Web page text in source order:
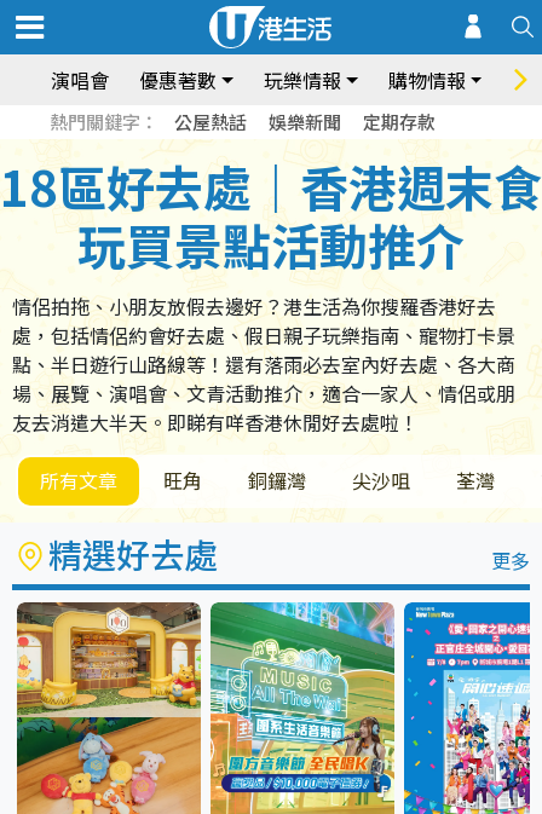
演唱會 優惠著數 玩樂情報 購物情報 飲
熱門關鍵字： 公屋熱話 娛樂新聞 定期存款
18區好去處｜香港週末食
玩買景點活動推介
情侶拍拖、小朋友放假去邊好？港生活為你搜羅香港好去
處，包括情侶約會好去處、假日親子玩樂指南、寵物打卡景
點、半日遊行山路線等！還有落雨必去室內好去處、各大商
場、展覽、演唱會、文青活動推介，適合一家人、情侶或朋
友去消遣大半天。即睇有咩香港休閒好去處啦！
所有文章
旺角 銅鑼灣 尖沙咀 荃灣
精選好去處 更多